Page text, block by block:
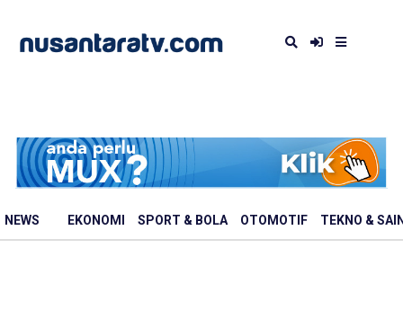
NEWS EKONOMI SPORT & BOLA OTOMOTIF TEKNO &